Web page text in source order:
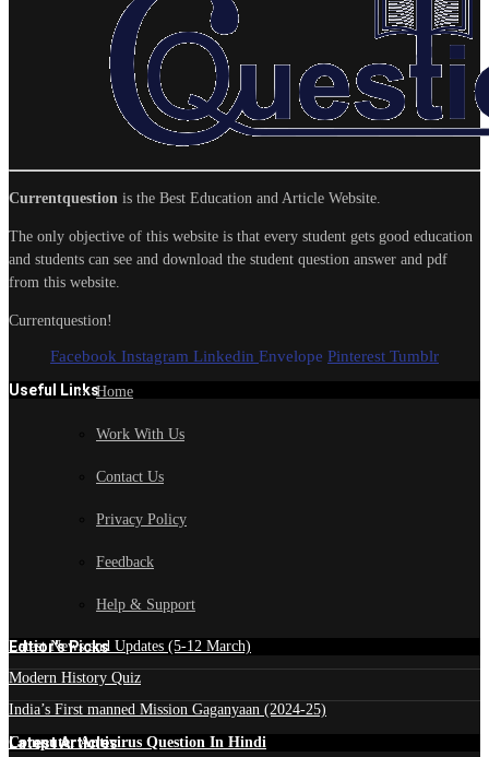
Currentquestion is the Best Education and Article Website.
The only objective of this website is that every student gets good education
and students can see and download the student question answer and pdf
from this website.
Currentquestion!
Facebook Instagram Linkedin Envelope Pinterest Tumblr
Useful LinksHome
Work With Us
Contact Us
Privacy Policy
Feedback
Help & Support
Edtior's Picks
Latest News and Updates (5-12 March)
Modern History Quiz
India’s First manned Mission Gaganyaan (2024-25)
Latest Articles
Computer Antivirus Question In Hindi